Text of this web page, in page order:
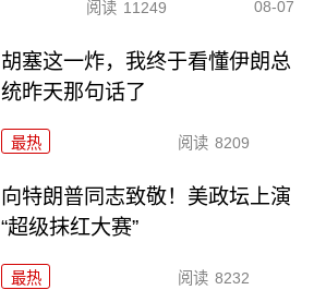
阅读 11249 08-07
胡塞这一炸，我终于看懂伊朗总
统昨天那句话了
最热 阅读 8209
向特朗普同志致敬！美政坛上演
“超级抹红大赛”
最热 阅读 8232